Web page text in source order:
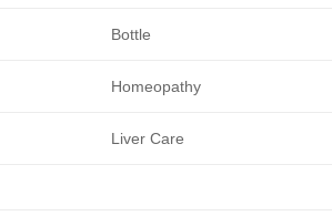
Bottle
Homeopathy
Liver Care